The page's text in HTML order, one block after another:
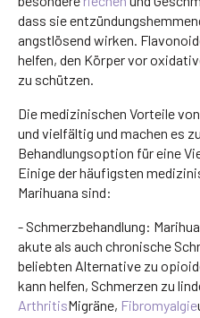
dass sie
angstlösend wirken.
helfen, den Körper vor
zu schützen.
Die medizinischen Vorteile
und vielfältig und machen es
Behandlungsoption für eine
Einige der häufigsten
Marihuana sind:
- Schmerzbehandlung:
akute als auch chronische
beliebten Alternative zu
kann helfen, Schmerzen zu
ArthritisMigräne, Fibromyalgie